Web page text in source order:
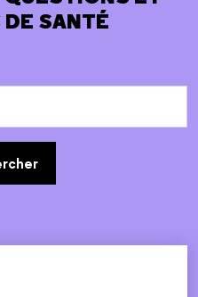
DE SANTÉ